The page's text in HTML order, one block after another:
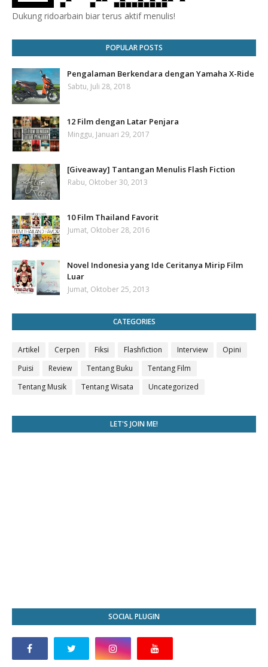
Dukung ridoarbain biar terus aktif menulis!
POPULAR POSTS
Pengalaman Berkendara dengan Yamaha X-Ride
Sabtu, Juli 28, 2018
12 Film dengan Latar Penjara
Minggu, Januari 29, 2017
[Giveaway] Tantangan Menulis Flash Fiction
Rabu, Oktober 30, 2013
10 Film Thailand Favorit
Jumat, Oktober 28, 2016
Novel Indonesia yang Ide Ceritanya Mirip Film
Luar
Jumat, Oktober 25, 2013
CATEGORIES
Artikel Cerpen Fiksi Flashfiction Interview
Opini
Puisi
Review Tentang Buku
Tentang Film
Tentang Musik
Tentang Wisata Uncategorized
LET'S JOIN ME!
SOCIAL PLUGIN